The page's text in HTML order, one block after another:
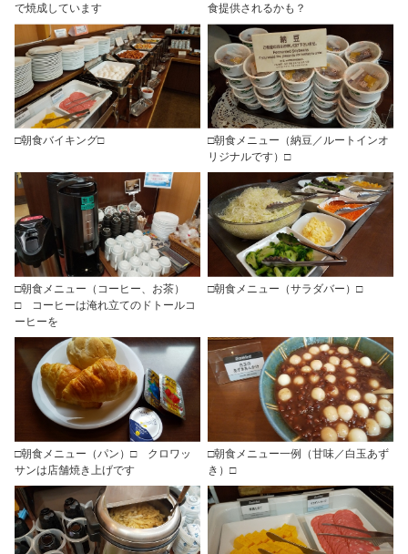
で焼成しています
食提供されるかも？
□朝食バイキング□
□朝食メニュー（納豆／ルートインオ
リジナルです）□
□朝食メニュー（コーヒー、お茶）
□ コーヒーは淹れ立てのドトールコ
ーヒーを
□朝食メニュー（サラダバー）□
□朝食メニュー（パン）□ クロワッ
サンは店舗焼き上げです
□朝食メニュー一例（甘味／白玉あず
き）□